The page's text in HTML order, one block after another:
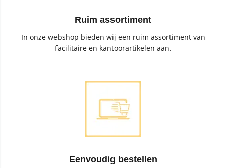
Ruim assortiment
In onze webshop bieden wij een ruim assortiment van
facilitaire en kantoorartikelen aan.
Eenvoudig bestellen